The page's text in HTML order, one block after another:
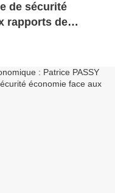
de sécurité
rapports de